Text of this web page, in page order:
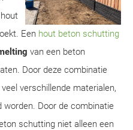
Een hout beton schutting
van een beton
Door deze combinatie
verschillende materialen,
Door de combinatie
schutting niet alleen een